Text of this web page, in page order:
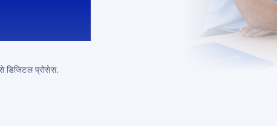
डिजिटल प्रोसेस.